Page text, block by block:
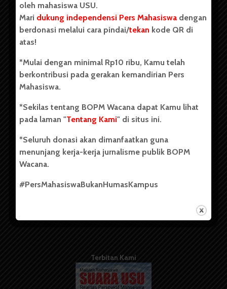
Badan Otonom Pers Mahasiswa (BOPM) Wacana merupakan
pers mahasiswa yang berdiri di luar kampus dan dikelola
secara mandiri oleh mahasiswa Universitas Sumatera Utara
(USU). Sebelumnya BOPM Wacana merupakan salah satu
Unit Kegiatan Mahasiswa (UKM) di Universitas Sumatera
berdiri pada 1 Juli 1995.
Tentang Kami
Info Iklan
Terbitan Kami
oleh mahasiswa USU.
Mari dukung independensi Pers Mahasiswa dengan
berdonasi melalui cara pindai/tekan kode QR di
atas!
*Mulai dengan minimal Rp10 ribu, Kamu telah
berkontribusi pada gerakan kemandirian Pers
Mahasiswa.
*Sekilas tentang BOPM Wacana dapat Kamu lihat
pada laman "Tentang Kami" di situs ini.
*Seluruh donasi akan dimanfaatkan guna
menunjang kerja-kerja jurnalisme publik BOPM
Wacana.
#PersMahasiswaBukanHumasKampus